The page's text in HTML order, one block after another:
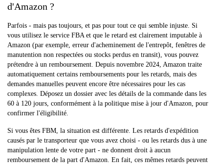
d'Amazon ?
Parfois - mais pas toujours, et pas pour tout ce qui semble injuste. Si
vous utilisez le service FBA et que le retard est clairement imputable à
Amazon (par exemple, erreur d'acheminement de l'entrepôt, fenêtres de
manutention non respectées ou stocks perdus en transit), vous pouvez
prétendre à un remboursement. Depuis novembre 2024, Amazon traite
automatiquement certains remboursements pour les retards, mais des
demandes manuelles peuvent encore être nécessaires pour les cas
complexes. Déposez un dossier avec les détails de la commande dans les
60 à 120 jours, conformément à la politique mise à jour d'Amazon, pour
confirmer l'éligibilité.
Si vous êtes FBM, la situation est différente. Les retards d'expédition
causés par le transporteur que vous avez choisi - ou les retards dus à une
manipulation lente de votre part - ne donnent droit à aucun
remboursement de la part d'Amazon. En fait, ces mêmes retards peuvent